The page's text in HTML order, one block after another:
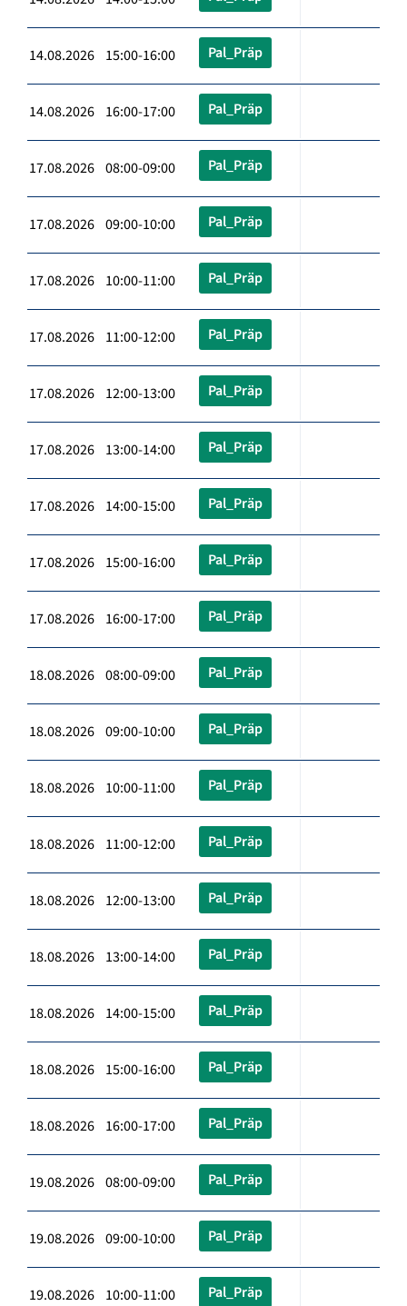
14.08.2026 15:00-16:00 Pal_Präp
14.08.2026 16:00-17:00 Pal_Präp
17.08.2026 08:00-09:00 Pal_Präp
17.08.2026 09:00-10:00 Pal_Präp
17.08.2026 10:00-11:00 Pal_Präp
17.08.2026 11:00-12:00 Pal_Präp
17.08.2026 12:00-13:00 Pal_Präp
17.08.2026 13:00-14:00 Pal_Präp
17.08.2026 14:00-15:00 Pal_Präp
17.08.2026 15:00-16:00 Pal_Präp
17.08.2026 16:00-17:00 Pal_Präp
18.08.2026 08:00-09:00 Pal_Präp
18.08.2026 09:00-10:00 Pal_Präp
18.08.2026 10:00-11:00 Pal_Präp
18.08.2026 11:00-12:00 Pal_Präp
18.08.2026 12:00-13:00 Pal_Präp
18.08.2026 13:00-14:00 Pal_Präp
18.08.2026 14:00-15:00 Pal_Präp
18.08.2026 15:00-16:00 Pal_Präp
18.08.2026 16:00-17:00 Pal_Präp
19.08.2026 08:00-09:00 Pal_Präp
19.08.2026 09:00-10:00 Pal_Präp
19.08.2026 10:00-11:00 Pal_Präp